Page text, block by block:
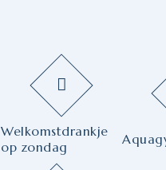
Welkomstdrankje
op zondag